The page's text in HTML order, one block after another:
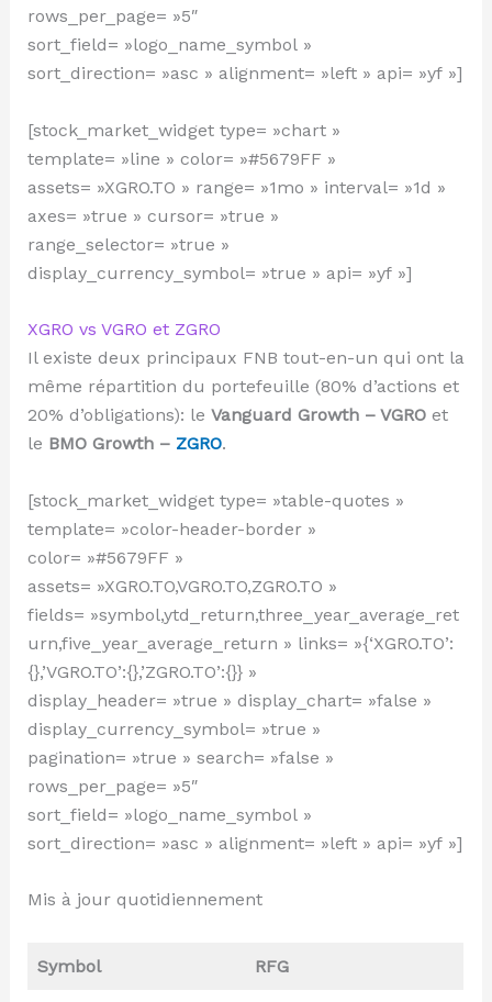
rows_per_page= »5″
sort_field= »logo_name_symbol »
sort_direction= »asc » alignment= »left » api= »yf »]
[stock_market_widget type= »chart »
template= »line » color= »#5679FF »
assets= »XGRO.TO » range= »1mo » interval= »1d »
axes= »true » cursor= »true »
range_selector= »true »
display_currency_symbol= »true » api= »yf »]
XGRO vs VGRO et ZGRO
Il existe deux principaux FNB tout-en-un qui ont la
même répartition du portefeuille (80% d’actions et
20% d’obligations): le Vanguard Growth – VGROet
le BMO Growth – ZGRO.
[stock_market_widget type= »table-quotes »
template= »color-header-border »
color= »#5679FF »
assets= »XGRO.TO,VGRO.TO,ZGRO.TO »
fields= »symbol,ytd_return,three_year_average_ret
urn,five_year_average_return » links= »{‘XGRO.TO’:
{},’VGRO.TO’:{},’ZGRO.TO’:{}} »
display_header= »true » display_chart= »false »
display_currency_symbol= »true »
pagination= »true » search= »false »
rows_per_page= »5″
sort_field= »logo_name_symbol »
sort_direction= »asc » alignment= »left » api= »yf »]
Mis à jour quotidiennement
Symbol RFG